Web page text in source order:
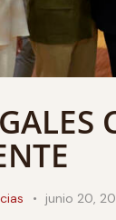
junio 20,